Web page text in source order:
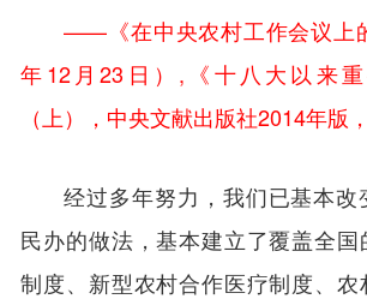
——《在中央农村工作会议上
年12月23日）,《十八大以来重
（上），中央文献出版社2014年版
经过多年努力，我们已基本改
民办的做法，基本建立了覆盖全
制度、新型农村合作医疗制度、